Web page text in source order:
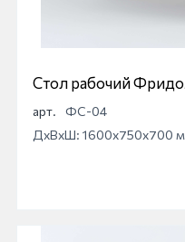
Стол рабочий
арт.
ФС-04
ДхВхШ: 1600x750x700